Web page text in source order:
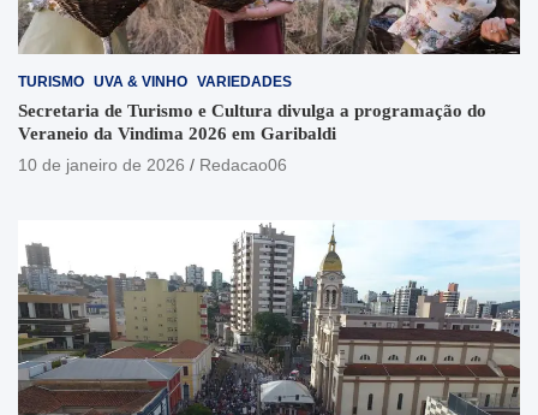
TURISMO UVA & VINHO VARIEDADES
Secretaria de Turismo e Cultura divulga a programação do
Veraneio da Vindima 2026 em Garibaldi
10 de janeiro de 2026
Redacao06